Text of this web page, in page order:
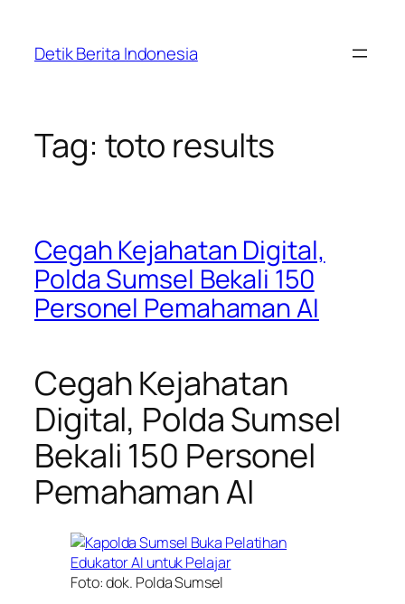
content
Detik Berita Indonesia
Tag: toto results
Cegah Kejahatan Digital,
Polda Sumsel Bekali 150
Personel Pemahaman AI
Cegah Kejahatan
Digital, Polda Sumsel
Bekali 150 Personel
Pemahaman AI
Foto: dok. Polda Sumsel